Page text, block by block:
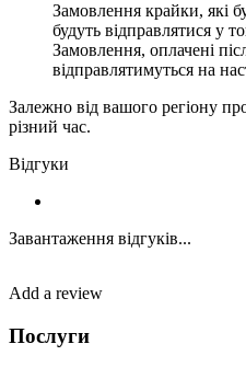
Замовлення крайки, які
будуть відправлятися у
Замовлення, оплачені
відправлятимуться на
Залежно від вашого регіону
різний час.
Відгуки
Завантаження відгуків...
Add a review
Послуги